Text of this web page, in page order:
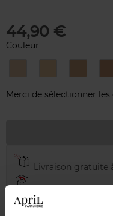
44,90 €
Couleur
Merci de sélectionner
Livraison gratuite
Retour gratuit
Emballage cadeau